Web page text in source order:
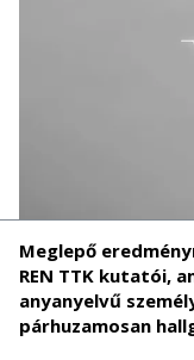
Meglepő
REN TTK kutatói,
anyanyelvű
párhuzamosan